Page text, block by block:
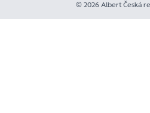
© 2026 Albert Česká